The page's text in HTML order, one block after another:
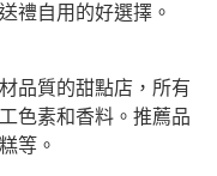
禮自用的好選擇。
品質的甜點店，所有
色素和香料。推薦品
等。